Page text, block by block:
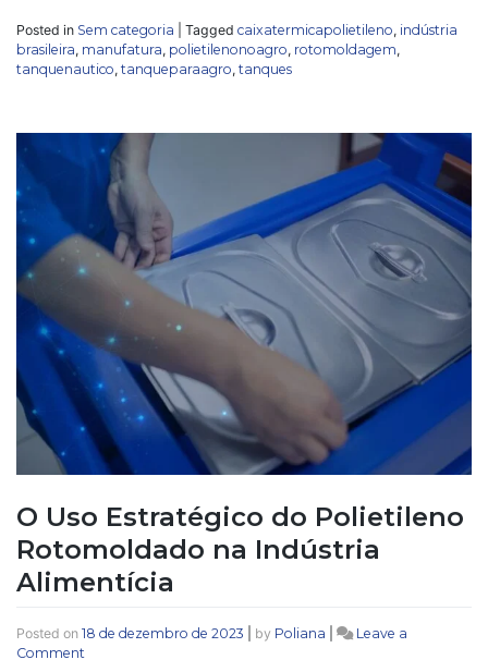
Posted in Sem categoria Tagged caixatermicapolietileno, indústria
brasileira, manufatura, polietilenonoagro, rotomoldagem,
tanquenautico, tanqueparaagro, tanques
O Uso Estratégico do Polietileno
Rotomoldado na Indústria
Alimentícia
Posted on 18 de dezembro de 2023 by Poliana
Leave a
Comment